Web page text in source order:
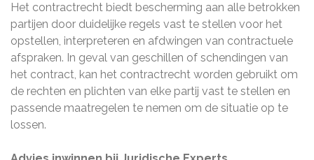
Het contractrecht biedt bescherming aan alle betrokken
partijen door duidelijke regels vast te stellen voor het
opstellen, interpreteren en afdwingen van contractuele
afspraken. In geval van geschillen of schendingen van
het contract, kan het contractrecht worden gebruikt om
de rechten en plichten van elke partij vast te stellen en
passende maatregelen te nemen om de situatie op te
lossen.